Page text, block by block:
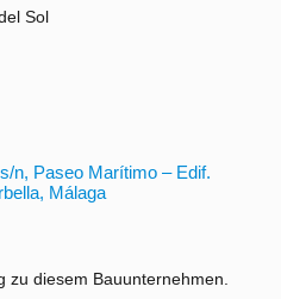
Sol
n, Paseo Marítimo – Edif.
Málaga
zu diesem Bauunternehmen.